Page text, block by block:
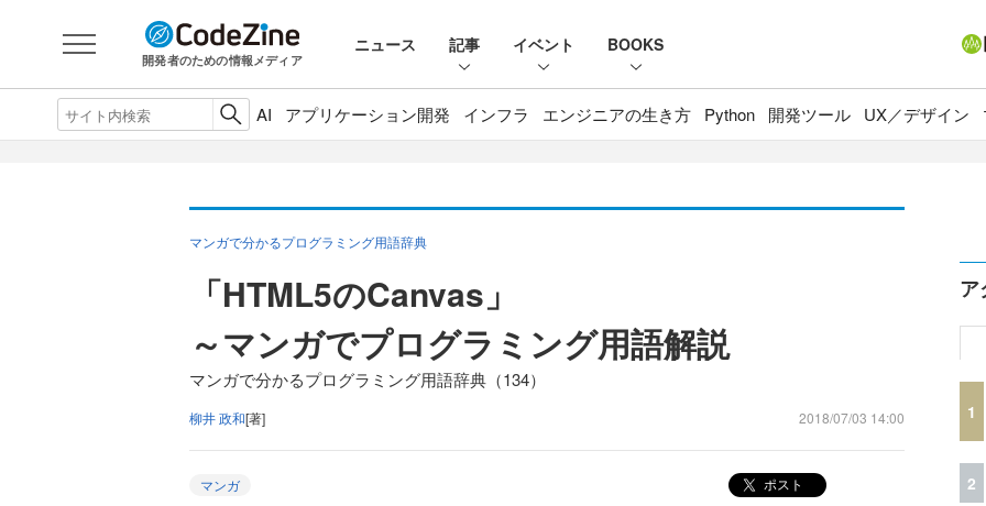
開発者のための情報メディア
ニュース 記事 イベント BOOKS
AI アプリケーション開発 インフラ エンジニアの生き方 Python 開発ツール UX／デザイン
マンガで分かるプログラミング用語辞典
「HTML5のCanvas」
～マンガでプログラミング用語解説
マンガで分かるプログラミング用語辞典（134）
柳井 政和[著] 2018/07/03 14:00
マンガ ポスト
ア
1
2